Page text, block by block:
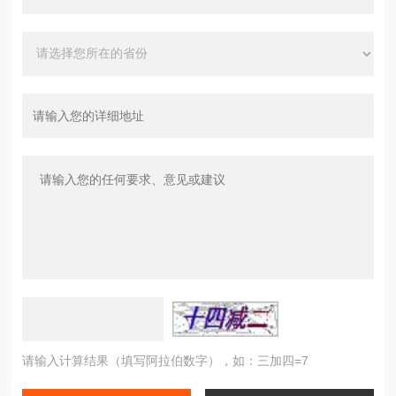
请输入计算结果（填写阿拉伯数字），如：三加四=7